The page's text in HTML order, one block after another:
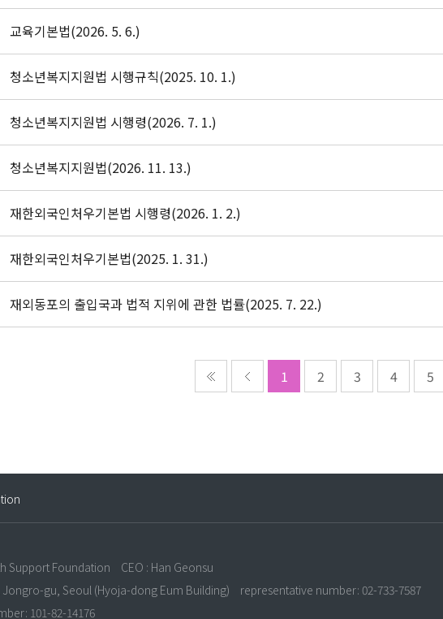
교육기본법(2026. 5. 6.)
청소년복지지원법 시행규칙(2025. 10. 1.)
청소년복지지원법 시행령(2026. 7. 1.)
청소년복지지원법(2026. 11. 13.)
재한외국인처우기본법 시행령(2026. 1. 2.)
재한외국인처우기본법(2025. 1. 31.)
재외동포의 출입국과 법적 지위에 관한 법률(2025. 7. 22.)
1 2 3 4 5
Support Foundation
CEO : Han Geonsu
gu, Seoul (Hyoja-dong Eum Building)
representative number: 02-733-7587
101-82-14176